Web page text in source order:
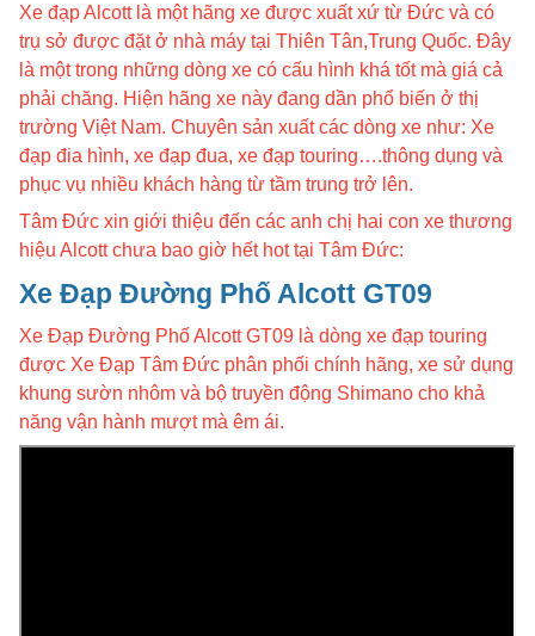
Xe đạp Alcott là một hãng xe được xuất xứ từ Đức và có
trụ sở được đặt ở nhà máy tại Thiên Tân,Trung Quốc. Đây
là một trong những dòng xe có cấu hình khá tốt mà giá cả
phải chăng. Hiện hãng xe này đang dần phổ biến ở thị
trường Việt Nam. Chuyên sản xuất các dòng xe như: Xe
đạp đia hình, xe đạp đua, xe đạp touring….thông dụng và
phục vụ nhiều khách hàng từ tầm trung trở lên.
Tâm Đức xin giới thiệu đến các anh chị hai con xe thương
hiệu Alcott chưa bao giờ hết hot tại Tâm Đức:
Xe Đạp Đường Phố Alcott GT09
Xe Đạp Đường Phố Alcott GT09 là dòng xe đạp touring
được Xe Đạp Tâm Đức phân phối chính hãng, xe sử dụng
khung sườn nhôm và bộ truyền động Shimano cho khả
năng vận hành mượt mà êm ái.